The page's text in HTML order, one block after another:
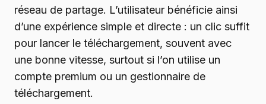
réseau de partage. L’utilisateur bénéficie ainsi
d’une expérience simple et directe : un clic suffit
pour lancer le téléchargement, souvent avec
une bonne vitesse, surtout si l’on utilise un
compte premium ou un gestionnaire de
téléchargement.